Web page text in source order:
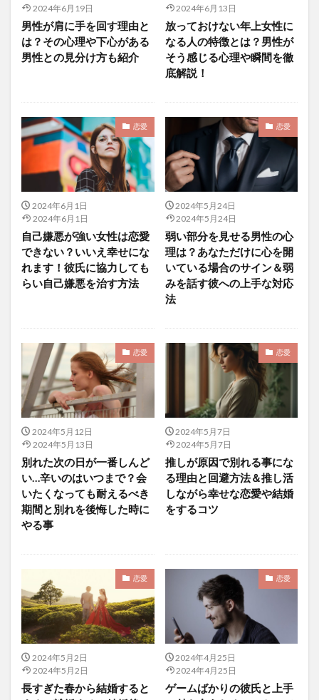
2024年6月19日
男性が肩に手を回す理由と
は？その心理や下心がある
男性との見分け方も紹介
2024年6月13日
放っておけない年上女性に
なる人の特徴とは？男性が
そう感じる心理や瞬間を徹
底解説！
恋愛
2024年6月1日
2024年6月1日
自己嫌悪が強い女性は恋愛
できない？いいえ幸せにな
れます！彼氏に協力しても
らい自己嫌悪を治す方法
恋愛
2024年5月24日
2024年5月24日
弱い部分を見せる男性の心
理は？あなただけに心を開
いている場合のサイン＆弱
みを話す彼への上手な対応
法
恋愛
2024年5月12日
2024年5月13日
別れた次の日が一番しんど
い…辛いのはいつまで？会
いたくなっても耐えるべき
期間と別れを後悔した時に
やる事
恋愛
2024年5月7日
2024年5月7日
推しが原因で別れる事にな
る理由と回避方法＆推し活
しながら幸せな恋愛や結婚
をするコツ
恋愛
2024年5月2日
2024年5月2日
長すぎた春から結婚すると
恋愛
2024年4月25日
2024年4月25日
ゲームばかりの彼氏と上手